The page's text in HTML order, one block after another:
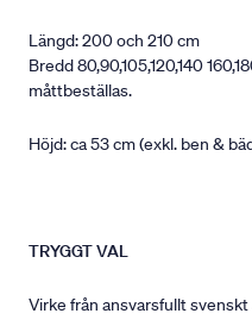
Längd: 200 och 210 cm
Bredd 80,90,105,120,140
måttbeställas.
Höjd: ca 53 cm (exkl. ben &
TRYGGT VAL
Virke från ansvarsfullt